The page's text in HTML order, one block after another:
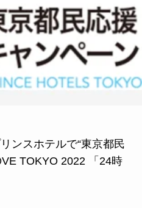
ンスホテルで“東京都民
TOKYO 2022 「24時